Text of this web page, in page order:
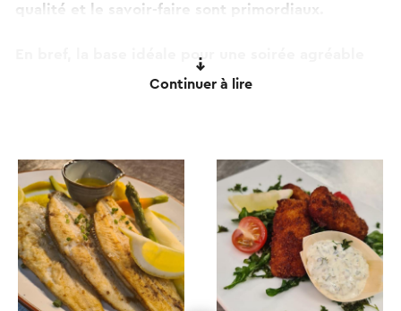
qualité et le savoir-faire sont primordiaux.
En bref, la base idéale pour une soirée agréable
dans un environnement attrayant.
Continuer à lire